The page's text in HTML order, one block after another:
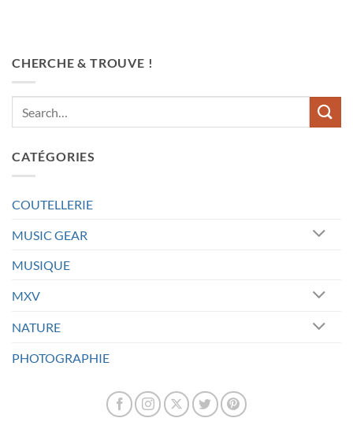
CHERCHE & TROUVE !
CATÉGORIES
COUTELLERIE
MUSIC GEAR
MUSIQUE
MXV
NATURE
PHOTOGRAPHIE